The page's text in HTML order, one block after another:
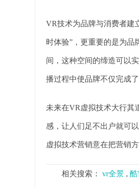
VR技术为品牌与消费者建
时体验”，更重要的是为品
间，这种空间的缔造可以
播过程中使品牌不仅完成
未来在VR虚拟技术大行其
感，让人们足不出户就可
虚拟技术营销意在把营销
相关搜索： vr全景 , 酷